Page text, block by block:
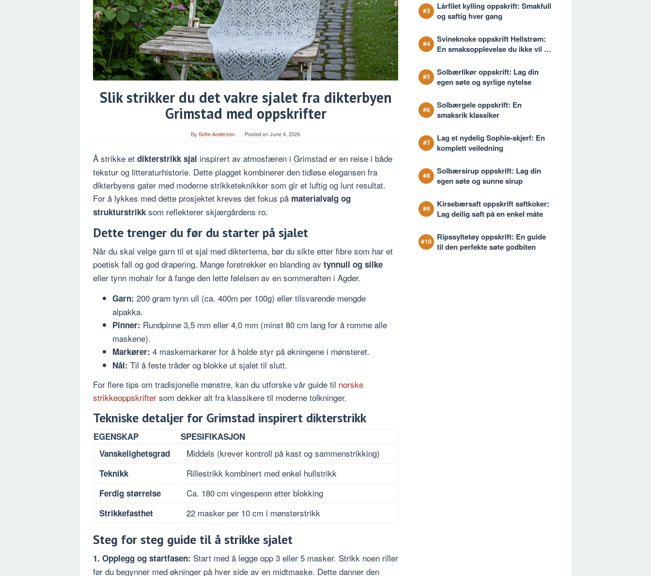
Slik strikker du det vakre sjalet fra dikterbyen
Grimstad med oppskrifter
By Sofie Andersen Posted onJune 4, 2026
Å strikke et dikterstrikk sjal inspirert av atmosfæren i Grimstad er en reise i både
tekstur og litteraturhistorie. Dette plagget kombinerer den tidløse elegansen fra
dikterbyens gater med moderne strikketeknikker som gir et luftig og lunt resultat.
For å lykkes med dette prosjektet kreves det fokus på materialvalg og
strukturstrikk som reflekterer skjærgårdens ro.
Dette trenger du før du starter på sjalet
Når du skal velge garn til et sjal med diktertema, bør du sikte etter fibre som har et
poetisk fall og god drapering. Mange foretrekker en blanding av tynnull og silke
eller tynn mohair for å fange den lette følelsen av en sommeraften i Agder.
Garn: 200 gram tynn ull (ca. 400m per 100g) eller tilsvarende mengde
alpakka.
Pinner: Rundpinne 3,5 mm eller 4,0 mm (minst 80 cm lang for å romme alle
maskene).
Markører: 4 maskemarkører for å holde styr på økningene i mønsteret.
Nål: Til å feste tråder og blokke ut sjalet til slutt.
For flere tips om tradisjonelle mønstre, kan du utforske vår guide til norske
strikkeoppskrifter som dekker alt fra klassikere til moderne tolkninger.
Tekniske detaljer for Grimstad inspirert dikterstrikk
EGENSKAP
SPESIFIKASJON
Vanskelighetsgrad
Middels (krever kontroll på kast og sammenstrikking)
Teknikk Rillestrikk kombinert med enkel hullstrikk
Ferdig størrelse Ca. 180 cm vingespenn etter blokking
Strikkefasthet 22 masker per 10 cm i mønsterstrikk
Steg for steg guide til å strikke sjalet
1. Opplegg og startfasen: Start med å legge opp 3 eller 5 masker. Strikk noen riller
før du begynner med økninger på hver side av en midtmaske. Dette danner den
Lårfilet kylling oppskrift: Smakfull
og saftig hver gang
Svineknoke oppskrift Hellstrøm:
En smaksopplevelse du ikke vil gå
Solbærlikør oppskrift: Lag din
egen søte og syrlige nytelse
Solbærgele oppskrift: En
smaksrik klassiker
Lag et nydelig Sophie-skjerf: En
komplett veiledning
Solbærsirup oppskrift: Lag din
egen søte og sunne sirup
Kirsebærsaft oppskrift saftkoker:
Lag deilig saft på en enkel måte
Ripssyltetøy oppskrift: En guide
til den perfekte søte godbiten